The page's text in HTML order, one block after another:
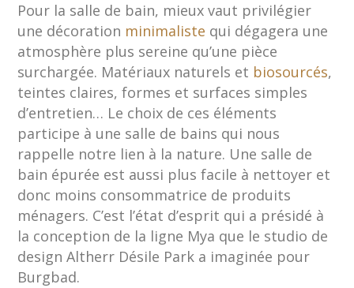
Pour la salle de bain, mieux vaut privilégier
une décoration minimaliste qui dégagera une
atmosphère plus sereine qu’une pièce
surchargée. Matériaux naturels et biosourcés,
teintes claires, formes et surfaces simples
d’entretien… Le choix de ces éléments
participe à une salle de bains qui nous
rappelle notre lien à la nature. Une salle de
bain épurée est aussi plus facile à nettoyer et
donc moins consommatrice de produits
ménagers. C’est l’état d’esprit qui a présidé à
la conception de la ligne Mya que le studio de
design Altherr Désile Park a imaginée pour
Burgbad.